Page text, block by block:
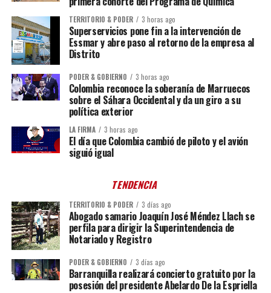
TERRITORIO & PODER 3 horas ago
Superservicios pone fin a la intervención de
Essmar y abre paso al retorno de la empresa al
Distrito
PODER & GOBIERNO 3 horas ago
Colombia reconoce la soberanía de Marruecos
sobre el Sáhara Occidental y da un giro a su
política exterior
LA FIRMA 3 horas ago
El día que Colombia cambió de piloto y el avión
siguió igual
TENDENCIA
TERRITORIO & PODER 3 días ago
Abogado samario Joaquín José Méndez Llach se
perfila para dirigir la Superintendencia de
Notariado y Registro
PODER & GOBIERNO 3 días ago
Barranquilla realizará concierto gratuito por la
posesión del presidente Abelardo De la Espriella